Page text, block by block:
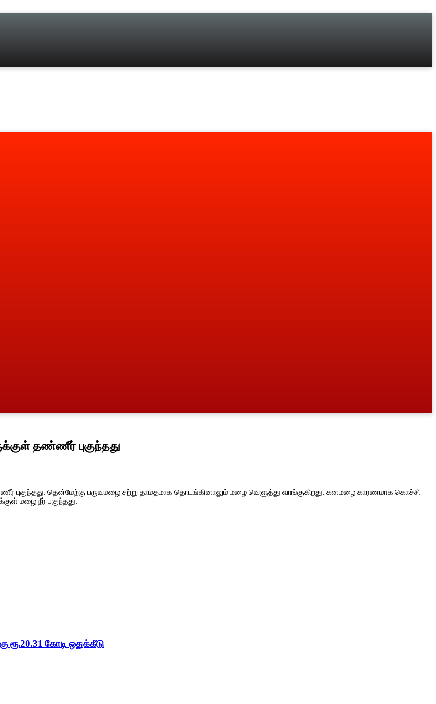
தண்ணீர் புகுந்தது
தென்மேற்கு பருவமழை சற்று தாமதமாக தொடங்கினாலும் மழை வெளுத்து வாங்குகிறது. கனமழை காரணமாக கொச்சி
மழை நீர் புகுந்தது.
ரூ.20.31 கோடி ஒதுக்கீடு